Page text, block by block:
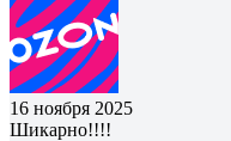
16 ноября 2025
Шикарно!!!!